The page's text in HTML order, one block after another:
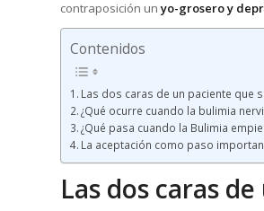
contraposición unyo-grosero y
Contenidos
Las dos caras de un paciente que
¿Qué ocurre cuando la bulimia
¿Qué pasa cuando la Bulimia
La aceptación como paso
Las dos caras